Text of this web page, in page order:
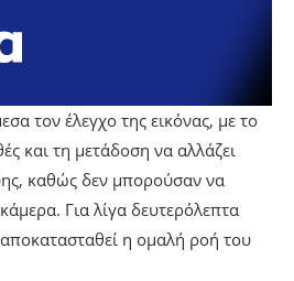
τον έλεγχο της εικόνας, με το
και τη μετάδοση να αλλάζει
καθώς δεν μπορούσαν να
Για λίγα δευτερόλεπτα
η ομαλή ροή του